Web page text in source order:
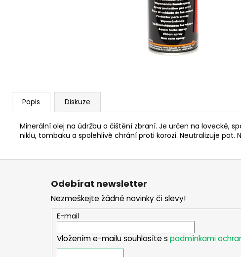
Popis Diskuze
Minerální olej na údržbu a čištění zbraní. Je určen na lovecké,
niklu, tombaku a spolehlivě chrání proti korozi. Neutralizuje
S&B 6MM FLOBERT ME COURT
Z
Odebírat newsletter
Nezmeškejte žádné novinky či slevy!
E-mail
Vložením e-mailu souhlasíte s podmínkami